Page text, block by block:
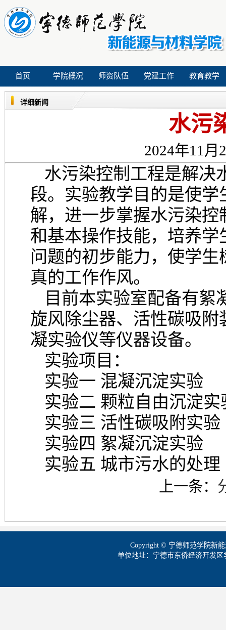
首页 学院概况 师资队伍 党建工作 教育教学
详细新闻
水污
2024年11月
水污染控制工程是解决
段。实验教学目的是使
解，进一步掌握水污染
和基本操作技能，培养
问题的初步能力，使学
真的工作作风。
目前本实验室配备有絮
旋风除尘器、活性碳吸
凝实验仪等仪器设备。
实验项目：
实验一 混凝沉淀实验
实验二 颗粒自由沉淀实
实验三 活性碳吸附实验
实验四 絮凝沉淀实验
实验五 城市污水的处理
上一条：
Copyright © 宁德师范学院新
单位地址：宁德市东侨经济开发